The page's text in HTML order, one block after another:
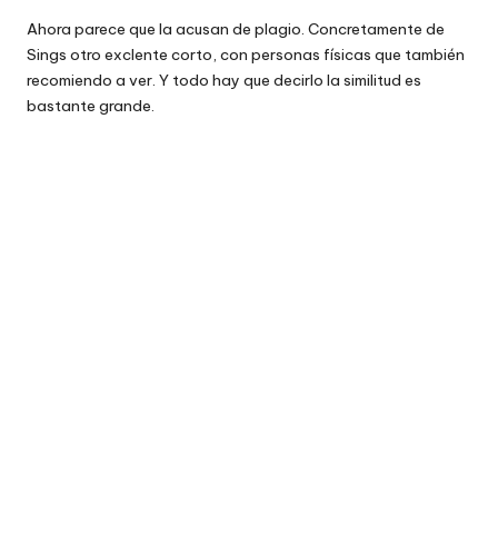
Ahora parece que la acusan de plagio. Concretamente de
Sings otro exclente corto, con personas físicas que también
recomiendo a ver. Y todo hay que decirlo la similitud es
bastante grande.